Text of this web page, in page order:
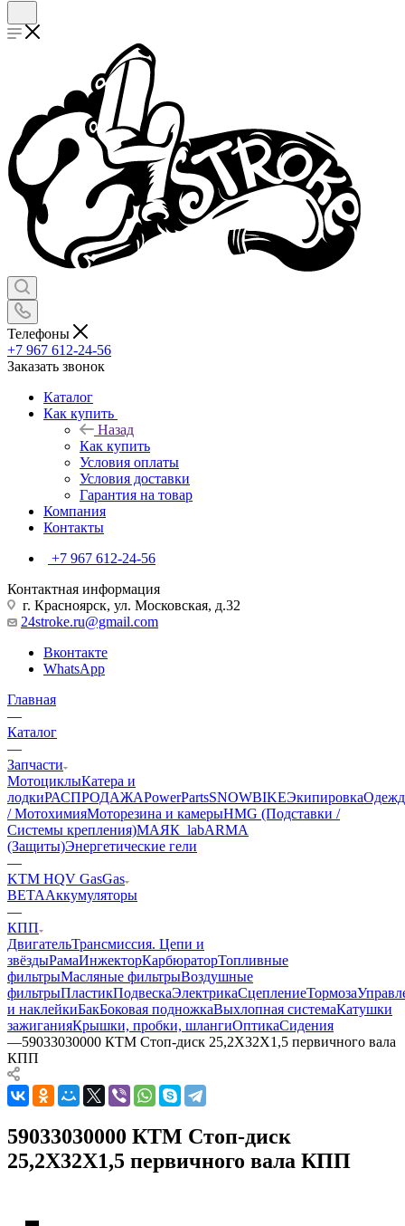
Телефоны
+7 967 612-24-56
Заказать звонок
Каталог
Как купить
Назад
Как купить
Условия оплаты
Условия доставки
Гарантия на товар
Компания
Контакты
+7 967 612-24-56
Контактная информация
г. Красноярск, ул. Московская, д.32
24stroke.ru@gmail.com
Вконтакте
WhatsApp
Главная
—
Каталог
—
Запчасти
МотоциклыКатера и
лодкиРАСПРОДАЖАPowerPartsSNOWBIKEЭкипировка
/ МотохимияМоторезина и камерыHMG (Подставки /
Системы крепления)МАЯК_labARMA
(Защиты)Энергетические гели
—
KTM HQV GasGas
BETAАккумуляторы
—
КПП
ДвигательТрансмиссия. Цепи и
звёздыРамаИнжекторКарбюраторТопливные
фильтрыМасляные фильтрыВоздушные
фильтрыПластикПодвескаЭлектрикаСцеплениеТормоза
и наклейкиБакБоковая подножкаВыхлопная системаКатушки
зажиганияКрышки, пробки, шлангиОптикаСидения
—59033030000 КТМ Стоп-диск 25,2Х32Х1,5 первичного вала
КПП
59033030000 КТМ Стоп-диск
25,2Х32Х1,5 первичного вала КПП